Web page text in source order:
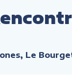
Le